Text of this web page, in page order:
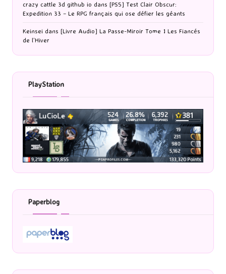
crazy cattle 3d github io dans [PS5] Test Clair Obscur:
Expedition 33 – Le RPG français qui ose défier les géants
Keinsei dans [Livre Audio] La Passe-Miroir Tome 1 Les Fiancés
de l’Hiver
PlayStation
Paperblog